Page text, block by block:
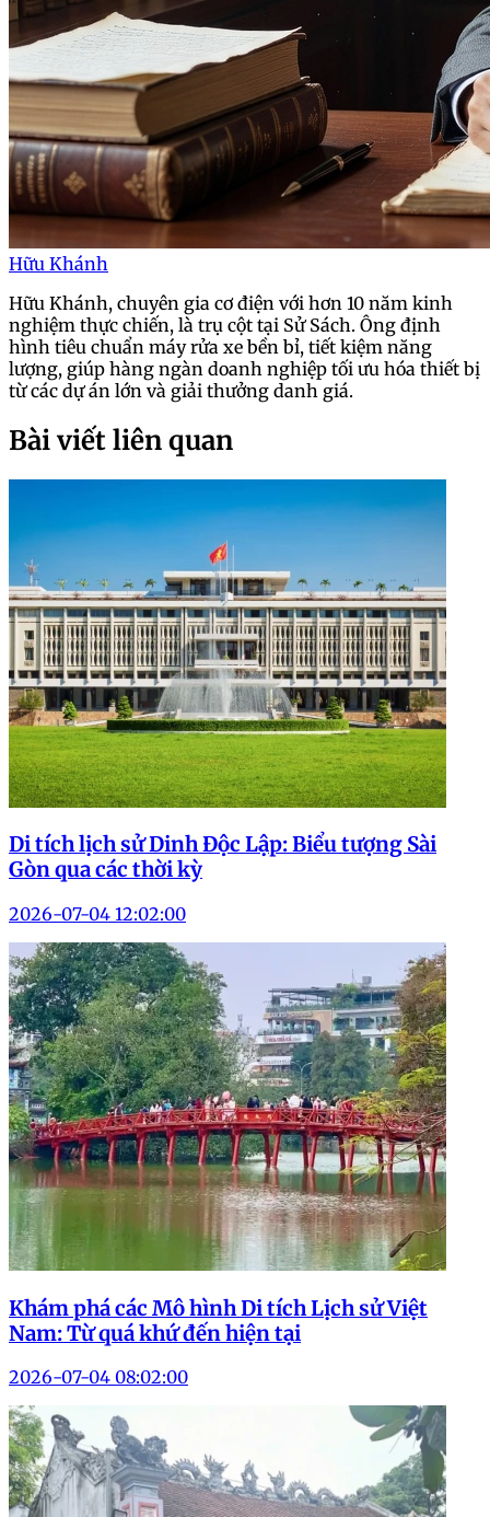
Hữu Khánh
Hữu Khánh, chuyên gia cơ điện với hơn 10 năm kinh
nghiệm thực chiến, là trụ cột tại Sử Sách. Ông định
hình tiêu chuẩn máy rửa xe bền bỉ, tiết kiệm năng
lượng, giúp hàng ngàn doanh nghiệp tối ưu hóa thiết bị
từ các dự án lớn và giải thưởng danh giá.
Bài viết liên quan
Di tích lịch sử Dinh Độc Lập: Biểu tượng Sài
Gòn qua các thời kỳ
2026-07-04 12:02:00
Khám phá các Mô hình Di tích Lịch sử Việt
Nam: Từ quá khứ đến hiện tại
2026-07-04 08:02:00